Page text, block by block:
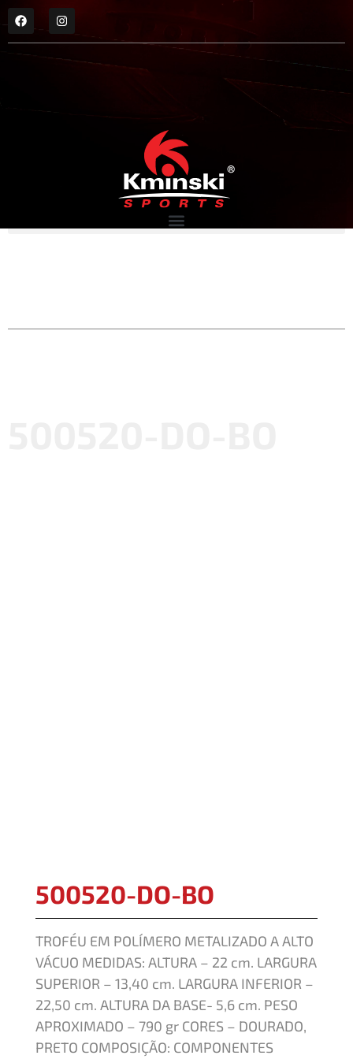
500520-DO-BO
TROFÉU EM POLÍMERO METALIZADO A ALTO
VÁCUO MEDIDAS: ALTURA – 22 cm. LARGURA
SUPERIOR – 13,40 cm. LARGURA INFERIOR –
22,50 cm. ALTURA DA BASE- 5,6 cm. PESO
APROXIMADO – 790 gr CORES – DOURADO,
PRETO COMPOSIÇÃO: COMPONENTES